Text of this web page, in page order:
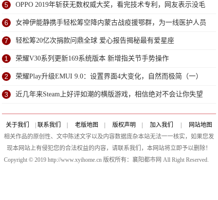
5 OPPO 2019年斩获无数权威大奖，看完技术专利，网友表示没毛
病
6 女神伊能静携手轻松筹空降内蒙古战疫援鄂群，为一线医护人员
送超甜祝福
7 轻松筹20亿次捐款问鼎全球 爱心报告揭秘最有爱星座
1 荣耀V30系列更新169系统版本 新增指关节手势操作
2 荣耀Play升级EMUI 9.0：设置界面4大变化，自然而极简（一）
3 近几年来Steam上好评如潮的横版游戏，相信绝对不会让你失望
关于我们 联系我们 老版地图 版权声明 加入我们
网站地图
相关作品的原创性、文中陈述文字以及内容数据庞杂本站无法一一核实，如果您发
现本网站上有侵犯您的合法权益的内容，请联系我们，本网站将立即予以删除！
Copyright © 2019 http://www.xyihome.cn 版权所有：襄阳都市网 All Right Reserved.